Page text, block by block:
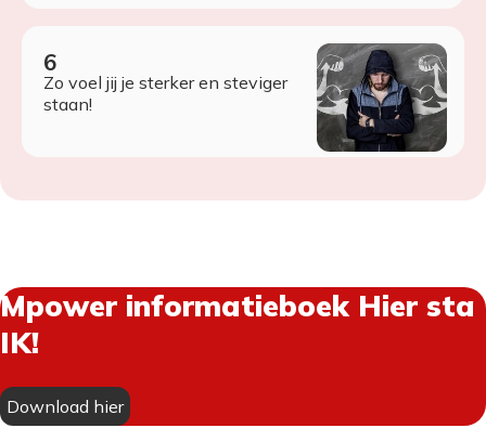
Zo voel jij je sterker en steviger
staan!
Mpower informatieboek Hier sta
IK!
Download hier